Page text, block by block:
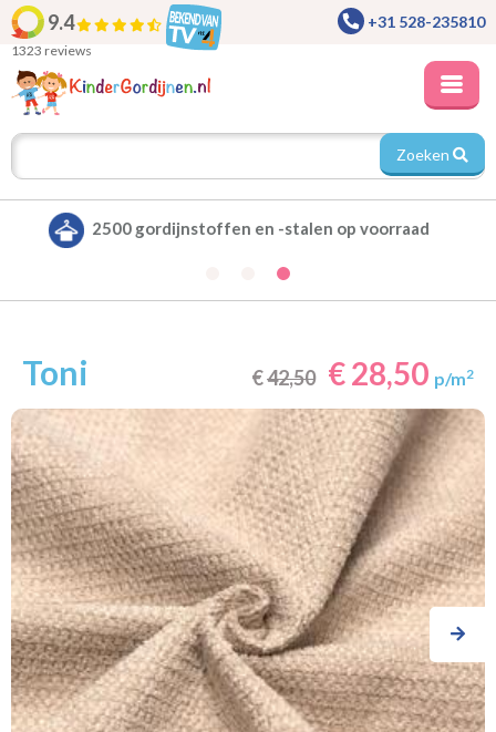
9.4
1323 reviews
+31 528-235810
Zoeken
Alle gordijnen verduisterend leverbaar
Toni €42,50 € 28,50 p/m2